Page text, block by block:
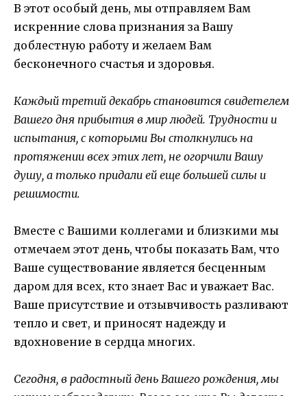
В этот особый день, мы отправляем Вам
искренние слова признания за Вашу
доблестную работу и желаем Вам
бесконечного счастья и здоровья.
Каждый третий декабрь становится свидетелем
Вашего дня прибытия в мир людей. Трудности и
испытания, с которыми Вы столкнулись на
протяжении всех этих лет, не огорчили Вашу
душу, а только придали ей еще большей силы и
решимости.
Вместе с Вашими коллегами и близкими мы
отмечаем этот день, чтобы показать Вам, что
Ваше существование является бесценным
даром для всех, кто знает Вас и уважает Вас.
Ваше присутствие и отзывчивость разливают
тепло и свет, и приносят надежду и
вдохновение в сердца многих.
Сегодня, в радостный день Вашего рождения, мы